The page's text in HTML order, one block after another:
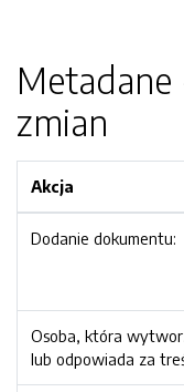
zmian
Akcja
Dodanie dokumentu:
Osoba, która
lub odpowiada za